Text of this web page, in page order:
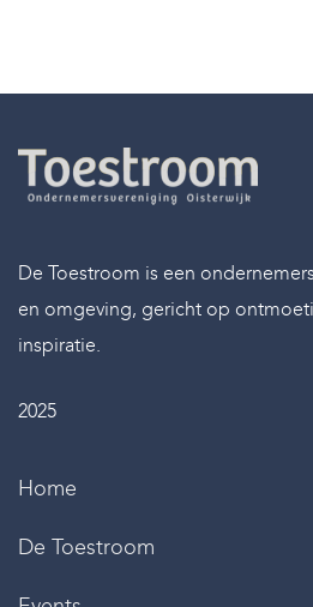
De Toestroom is een
en omgeving, gericht op
inspiratie.
2025
Home
De Toestroom